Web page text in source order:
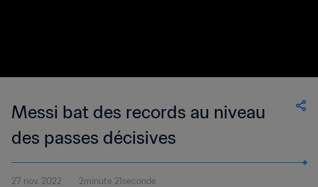
Messi bat des records au niveau
des passes décisives
27 nov. 2022 2minute 21seconde